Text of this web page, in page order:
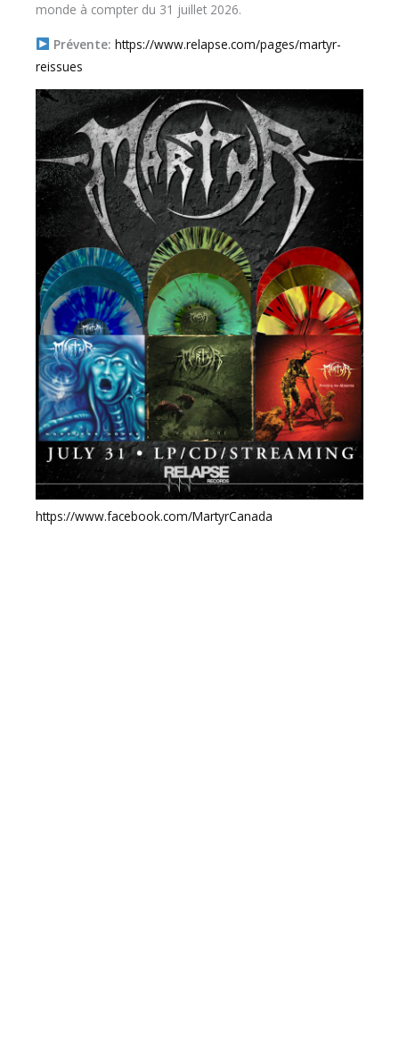
monde à compter du 31 juillet 2026.
Prévente: https://www.relapse.com/pages/martyr-
reissues
https://www.facebook.com/MartyrCanada